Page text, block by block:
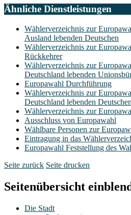
Ähnliche Dienstleistungen
Wählerverzeichnis zur
Ausland lebenden Deutschen
Wählerverzeichnis zur
Rückkehrer
Wählerverzeichnis zur
Deutschland lebenden
Europawahl Durchführung
Wählerverzeichnis zur
Deutschland lebenden Deutschen
Wählerverzeichnis zur
Ausschluss von Europawahl
Wählbare Personen zur
Eintragung in das
Europawahl Feststellung des
Seite zurück Seite drucken
Seitenübersicht
Die Stadt